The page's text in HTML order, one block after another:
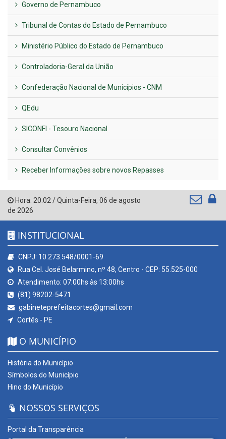
Governo de Pernambuco
Tribunal de Contas do Estado de Pernambuco
Ministério Público do Estado de Pernambuco
Controladoria-Geral da União
Confederação Nacional de Municípios - CNM
QEdu
SICONFI - Tesouro Nacional
Consultar Convênios
Receber Informações sobre novos Repasses
Hora: 20:02 /Quinta-Feira, 06 de agosto
de 2026
INSTITUCIONAL
CNPJ: 10.273.548/0001-69
Rua Cel. José Belarmino, nº 48, Centro - CEP: 55.525-000
Atendimento: 07:00hs às 13:00hs
(81) 98202-5471
gabineteprefeitacortes@gmail.com
Cortês - PE
O MUNICÍPIO
História do Município
Símbolos do Município
Hino do Município
NOSSOS SERVIÇOS
Portal da Transparência